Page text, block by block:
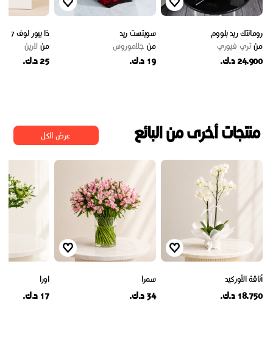
رومانتك ريد بلووم
منتري فيوري
24.900 د.ك.
سويتست ريد
من جلاموروس
19 د.ك.
ذا بيور لوف 7
من لارين
25 د.ك.
منتجات أخرى من البائع عرض الكل
أناقة الأوركيد
18.750 د.ك.
سمرا
34 د.ك.
اورا
17 د.ك.